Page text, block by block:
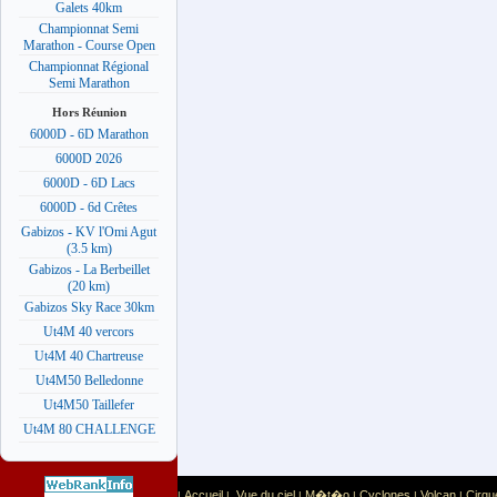
Galets 40km
Championnat Semi
Marathon - Course Open
Championnat Régional
Semi Marathon
Hors Réunion
6000D - 6D Marathon
6000D 2026
6000D - 6D Lacs
6000D - 6d Crêtes
Gabizos - KV l'Omi Agut
(3.5 km)
Gabizos - La Berbeillet
(20 km)
Gabizos Sky Race 30km
Ut4M 40 vercors
Ut4M 40 Chartreuse
Ut4M50 Belledonne
Ut4M50 Taillefer
Ut4M 80 CHALLENGE